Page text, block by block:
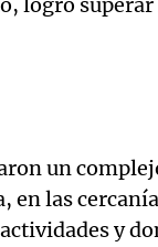
un
en las
y